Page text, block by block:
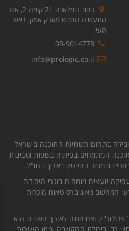
רחוב המלאכה 21 קומה 2, אזור
התעשיה החדש פארק אפק, ראש
העין
03-9014778
info@prologic.co.il
בתחום תשתיות התוכנה בישראל
700 מהנדסי תוכנה המתמחים בפיתוח בשפות וסביבות
ובמגזר ההייטק בארץ ובחו"ל.
נוסדה בשנת 2007 ומעסיקה יועצים מומחים בוגרי היחידה
המחשב מאוניברסיטאות מוכרות
וצמיחתה לאורך השנים היא
רב, ביכולת ההקשבה, מתן השירות